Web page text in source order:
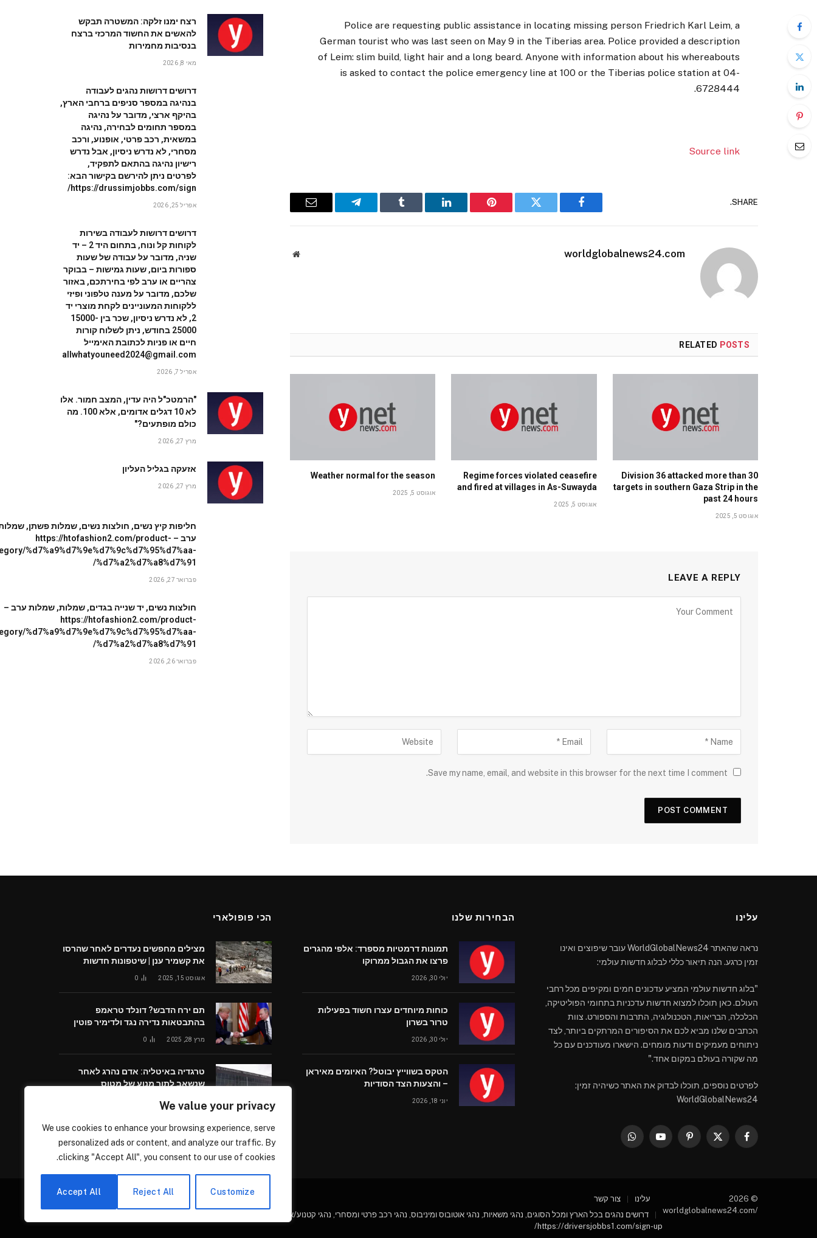
We value your privacy
We use cookies to enhance your browsing experience, serve
personalized ads or content, and analyze our traffic. By
clicking "Accept All", you consent to our use of cookies.
Customize
Reject All
Accept All
Police are requesting public assistance in locating missing person Friedrich Karl Leim, a
German tourist who was last seen on May 9 in the Tiberias area. Police provided a description
of Leim: slim build, light hair and a long beard. Anyone with information about his whereabouts
is asked to contact the police emergency line at 100 or the Tiberias police station at 04-
6728444.
Source link
SHARE.
Facebook
Twitter
Pinterest
LinkedIn
Tumblr
Telegram
Email
worldglobalnews24.com
Website
RELATED POSTS
Division 36 attacked more than 30
targets in southern Gaza Strip in the
past 24 hours
אוגוסט 5, 2025
Regime forces violated ceasefire
and fired at villages in As-Suwayda
אוגוסט 5, 2025
Weather normal for the season
אוגוסט 5, 2025
LEAVE A REPLY
Save my name, email, and website in this browser for the next time I comment.
רצח ימנו זלקה: המשטרה תבקש
להאשים את החשוד המרכזי ברצח
בנסיבות מחמירות
מאי 8, 2026
דרושים דרושות נהגים לעבודה
בנהיגה במספר סניפים ברחבי הארץ,
בהיקף ארצי, מדובר על נהיגה
במספר תחומים לבחירה, נהיגה
במשאית, רכב פרטי, אופנוע, ורכב
מסחרי, לא נדרש ניסיון, אבל נדרש
רישיון נהיגה בהתאם לתפקיד,
לפרטים ניתן להירשם בקישור הבא:
https://drussimjobbs.com/sign/
אפריל 25, 2026
דרושים דרושות לעבודה בשירות
לקוחות קל ונוח, בתחום היד 2 – יד
שניה, מדובר על עבודה של שעות
ספורות ביום, שעות גמישות – בבוקר
צהריים או ערב לפי בחירתכם, באזור
שלכם, מדובר על מענה טלפוני ופיזי
ללקוחות המעוניינים לקחת מוצרי יד
2, לא נדרש ניסיון, שכר בין 15000-
25000 בחודש, ניתן לשלוח קורות
חיים או פניות לכתובת האימייל
allwhatyouneed2024@gmail.com
אפריל 7, 2026
"הרמטכ"ל היה עדין, המצב חמור. אלו
לא 10 דגלים אדומים, אלא 100. מה
כולם מופתעים?"
מרץ 27, 2026
אזעקה בגליל העליון
מרץ 27, 2026
חליפות קיץ נשים, חולצות נשים, שמלות פשתן,
ערב – https://htofashion2.com/product-
%d7%a9%d7%9e%d7%9c%d7%95%d7%aa-
%d7%a2%d7%a8%d7%91/
פברואר 27, 2026
חולצות נשים, יד שנייה בגדים, שמלות, שמלות ערב –
https://htofashion2.com/product-
%d7%a9%d7%9e%d7%9c%d7%95%d7%aa-
%d7%a2%d7%a8%d7%91/
פברואר 26, 2026
עלינו
נראה שהאתר WorldGlobalNews24 עובר שיפוצים ואינו
זמין כרגע. הנה תיאור כללי לבלוג חדשות עולמי:
"בלוג חדשות עולמי המציע עדכונים חמים ומקיפים מכל רחבי
העולם. כאן תוכלו למצוא חדשות עדכניות בתחומי הפוליטיקה,
הכלכלה, הבריאות, הטכנולוגיה, התרבות והספורט. צוות
הכתבים שלנו מביא לכם את הסיפורים המרתקים ביותר, לצד
ניתוחים מעמיקים ודעות מומחים. הישארו מעודכנים עם כל
מה שקורה בעולם במקום אחד."
לפרטים נוספים, תוכלו לבדוק את האתר כשיהיה זמין:
WorldGlobalNews24
Facebook
X
Pinterest
YouTube
WhatsApp
הבחירות שלנו
תמונות דרמטיות מספרד: אלפי מהגרים
פרצו את הגבול ממרוקו
יולי 30, 2026
כוחות מיוחדים עצרו חשוד בפעילות
טרור בשרון
יולי 30, 2026
הטקס בשווייץ יבוטל? האיומים מאיראן
– והצעות הצד הסודיות
יוני 18, 2026
הכי פופולארי
מצילים מחפשים נעדרים לאחר שהרסו
את קשמיר ענן | שיטפונות חדשות
אוגוסט 15, 2025 0
תם ירח הדבש? דונלד טראמפ
בהתבטאות נדירה נגד ולדימיר פוטין
מרץ 28, 2025 0
טרגדיה באיטליה: אדם נהרג לאחר
שנשאב לתוך מנוע של מטוס
© 2026
/worldglobalnews24.com
עלינו
צור קשר
דרושים נהגים בכל הארץ ומכל הסוגים, נהגי משאיות, נהגי אוטובוס ומיניבוס, נהגי רכב פרטי ומסחרי, נהגי קטנוע/אופנוע, לחברתנו המתפרסת בכל הארץ, לפרטים הירשמו בקישור הבא –
https://driversjobbs1.com/sign-up/